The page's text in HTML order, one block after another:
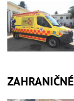
ZAHRANIČNÉ